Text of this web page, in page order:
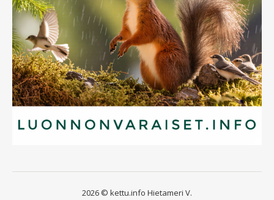
2026 © kettu.info Hietameri V.